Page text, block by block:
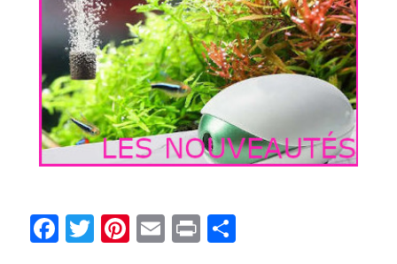
Facebook
Twitter
Pinterest
EmailPrint